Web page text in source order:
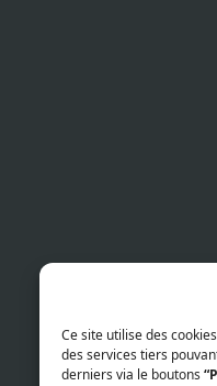
Ce site utilise des
des services tiers
derniers via le boutons